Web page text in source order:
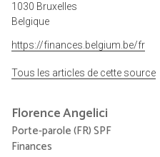
1030 Bruxelles
Belgique
https://finances.belgium.be/fr
Tous les articles de cette source
FlorenceAngelici
Porte-parole (FR) SPF
Finances